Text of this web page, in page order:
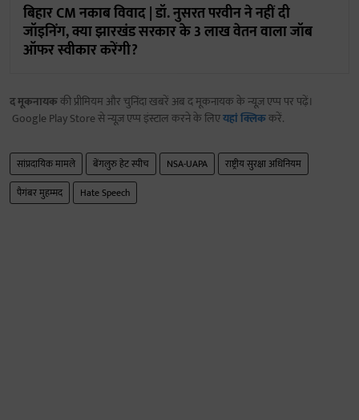
बिहार CM नकाब विवाद | डॉ. नुसरत परवीन ने नहीं दी
जॉइनिंग, क्या झारखंड सरकार के 3 लाख वेतन वाला जॉब
ऑफर स्वीकार करेंगी?
द मूकनायककी प्रीमियम और चुनिंदा खबरें अब द मूकनायक के न्यूज़ एप्प पर पढ़ें।
Google Play Store से न्यूज़ एप्प इंस्टाल करने के लिएयहां क्लिककरें.
सांप्रदायिक मामले बेंगलुरु हेट स्पीच NSA-UAPA
राष्ट्रीय सुरक्षा अधिनियम
पैगंबर मुहम्मद
Hate Speech